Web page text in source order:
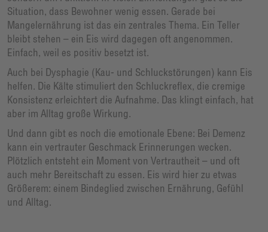
Situation, dass Bewohner wenig essen. Gerade bei
Mangelernährung ist das ein zentrales Thema. Ein Teller
bleibt stehen – ein Eis wird dagegen oft angenommen.
Einfach, weil es positiv besetzt ist.
Auch bei Dysphagie (Kau- und Schluckstörungen) kann Eis
helfen. Die Kälte stimuliert den Schluckreflex, die cremige
Konsistenz erleichtert die Aufnahme. Das klingt einfach, hat
aber im Alltag große Wirkung.
Und dann gibt es noch die emotionale Ebene: Bei Demenz
kann ein vertrauter Geschmack Erinnerungen wecken.
Plötzlich entsteht ein Moment von Vertrautheit – und oft
auch mehr Bereitschaft zu essen. Eis wird hier zu etwas
Größerem: einem Bindeglied zwischen Ernährung, Gefühl
und Alltag.